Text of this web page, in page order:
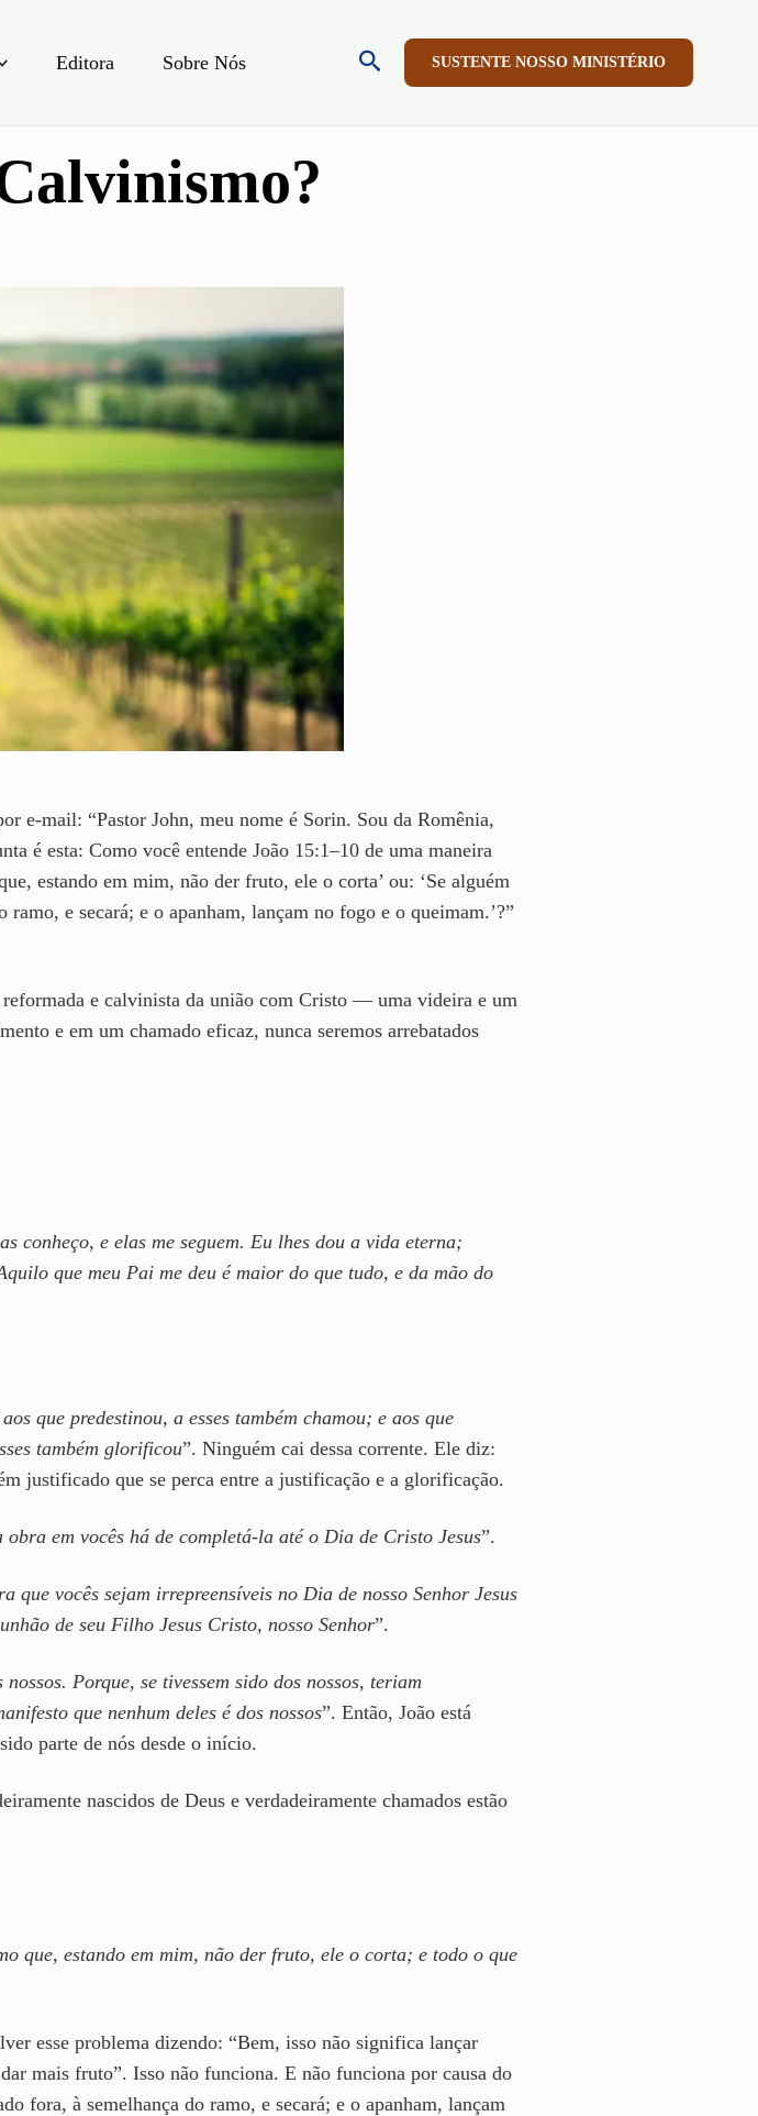
Editora Sobre Nós PesquisarSUSTENTE NOSSO MINISTÉRIO
e-mail: “Pastor John, meu nome é Sorin. Sou da Romênia,
é esta: Como você entende João 15:1–10 de uma maneira
estando em mim, não der fruto, ele o corta’ ou: ‘Se alguém
e secará; e o apanham, lançam no fogo e o queimam.’?”
e calvinista da união com Cristo — uma videira e um
e em um chamado eficaz, nunca seremos arrebatados
conheço, e elas me seguem. Eu lhes dou a vida eterna;
que meu Pai me deu é maior do que tudo, e da mão do
que predestinou, a esses também chamou; e aos que
também glorificou”. Ninguém cai dessa corrente. Ele diz:
justificado que se perca entre a justificação e a glorificação.
obra em vocês há de completá-la até o Dia de Cristo Jesus”.
que vocês sejam irrepreensíveis no Dia de nosso Senhor Jesus
de seu Filho Jesus Cristo, nosso Senhor”.
Porque, se tivessem sido dos nossos, teriam
que nenhum deles é dos nossos”. Então, João está
parte de nós desde o início.
nascidos de Deus e verdadeiramente chamados estão
que, estando em mim, não der fruto, ele o corta; e todo o que
esse problema dizendo: “Bem, isso não significa lançar
mais fruto”. Isso não funciona. E não funciona por causa do
fora, à semelhança do ramo, e secará; e o apanham, lançam